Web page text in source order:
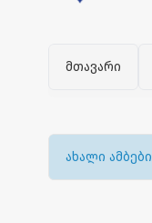
მთავარი
ახალი ამბები